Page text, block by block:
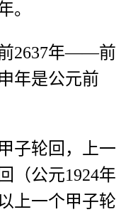
。
2637年——前
年是公元前
子轮回，上一
（公元1924年
上一个甲子轮